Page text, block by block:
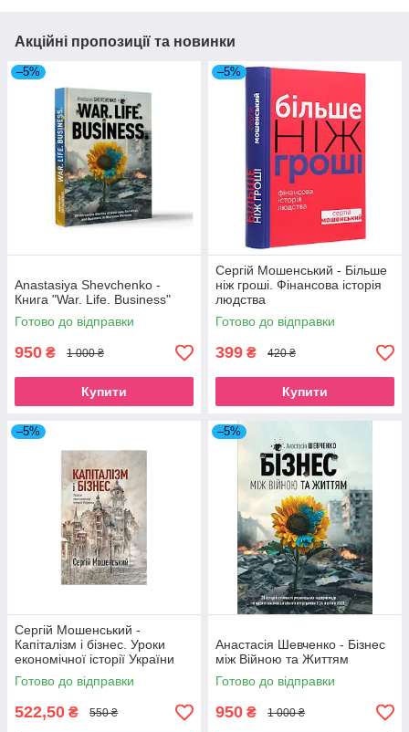
Акційні пропозиції та новинки
–5%
Anastasiya Shevchenko -
Книга "War. Life. Business"
Готово до відправки
950 ₴ 1 000 ₴
Купити
–5%
Сергій Мошенський - Більше
ніж гроші. Фінансова історія
людства
Готово до відправки
399 ₴ 420 ₴
Купити
–5%
Сергій Мошенський -
Капіталізм і бізнес. Уроки
економічної історії України
Готово до відправки
522,50 ₴ 550 ₴
–5%
Анастасія Шевченко - Бізнес
між Війною та Життям
Готово до відправки
950 ₴ 1 000 ₴